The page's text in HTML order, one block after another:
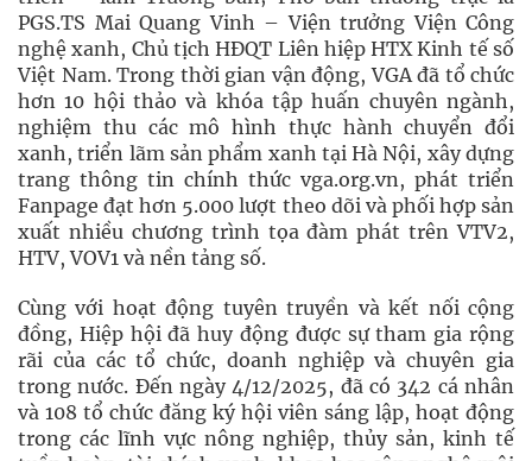
PGS.TS Mai Quang Vinh – Viện trưởng Viện Công
nghệ xanh, Chủ tịch HĐQT Liên hiệp HTX Kinh tế số
Việt Nam. Trong thời gian vận động, VGA đã tổ chức
hơn 10 hội thảo và khóa tập huấn chuyên ngành,
nghiệm thu các mô hình thực hành chuyển đổi
xanh, triển lãm sản phẩm xanh tại Hà Nội, xây dựng
trang thông tin chính thức vga.org.vn, phát triển
Fanpage đạt hơn 5.000 lượt theo dõi và phối hợp sản
xuất nhiều chương trình tọa đàm phát trên VTV2,
HTV, VOV1 và nền tảng số.
Cùng với hoạt động tuyên truyền và kết nối cộng
đồng, Hiệp hội đã huy động được sự tham gia rộng
rãi của các tổ chức, doanh nghiệp và chuyên gia
trong nước. Đến ngày 4/12/2025, đã có 342 cá nhân
và 108 tổ chức đăng ký hội viên sáng lập, hoạt động
trong các lĩnh vực nông nghiệp, thủy sản, kinh tế